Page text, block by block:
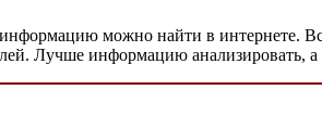
можно найти в интернете.
Лучше информацию анализировать,